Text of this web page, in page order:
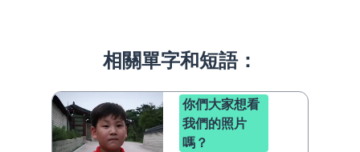
相關單字和短語：
你們大家想看
我們的照片
嗎？